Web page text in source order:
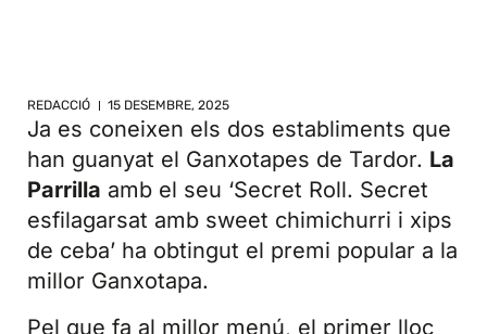
REDACCIÓ 15 DESEMBRE, 2025
Ja es coneixen els dos establiments que
han guanyat el Ganxotapes de Tardor. La
Parrilla amb el seu ‘Secret Roll. Secret
esfilagarsat amb sweet chimichurri i xips
de ceba’ ha obtingut el premi popular a la
millor Ganxotapa.
Pel que fa al millor menú, el primer lloc